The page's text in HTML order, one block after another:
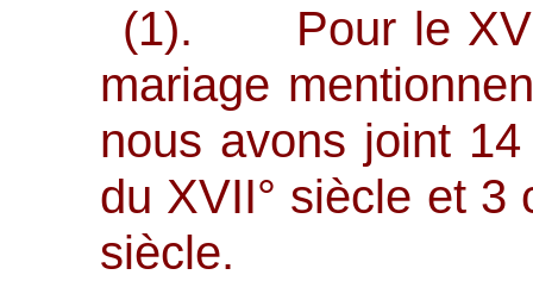
(1). Pour le
mariage
nous avons joint
du XVII° siècle et 3
siècle.